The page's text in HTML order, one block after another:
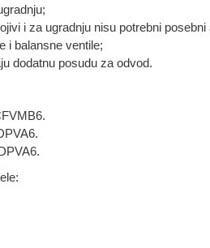
i za ugradnju nisu potrebni posebni
i balansne ventile;
dodatnu posudu za odvod.